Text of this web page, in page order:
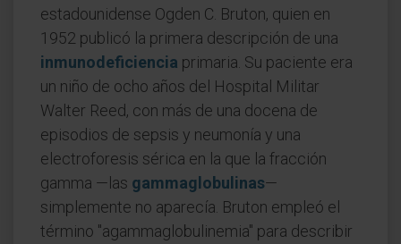
estadounidense Ogden C. Bruton, quien en
1952 publicó la primera descripción de una
inmunodeficiencia primaria. Su paciente era
un niño de ocho años del Hospital Militar
Walter Reed, con más de una docena de
episodios de sepsis y neumonía y una
electroforesis sérica en la que la fracción
gamma —las gammaglobulinas—
simplemente no aparecía. Bruton empleó el
término "agammaglobulinemia" para describir